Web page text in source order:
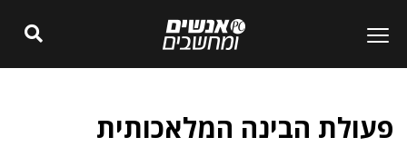
פעולת הבינה המלאכותית